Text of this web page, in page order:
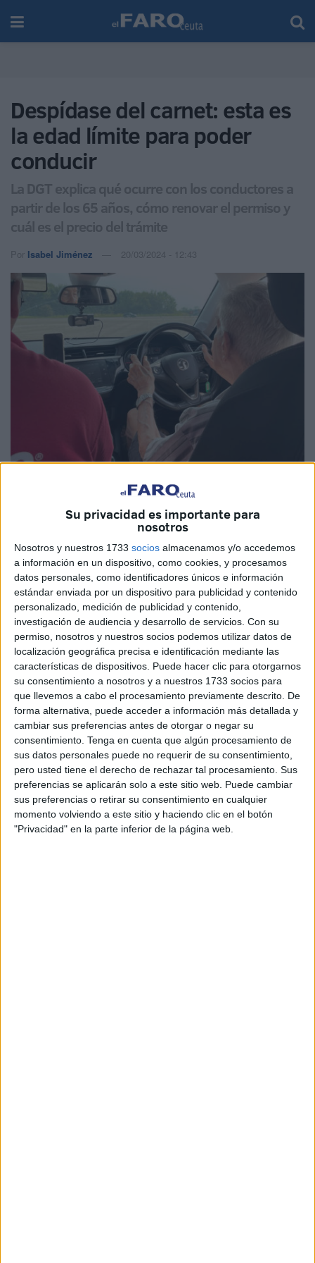
Su privacidad es importante para
nosotros
Nosotros y nuestros 1733 socios almacenamos y/o accedemos
a información en un dispositivo, como cookies, y procesamos
datos personales, como identificadores únicos e información
estándar enviada por un dispositivo para publicidad y contenido
personalizado, medición de publicidad y contenido,
investigación de audiencia y desarrollo de servicios. Con su
permiso, nosotros y nuestros socios podemos utilizar datos de
localización geográfica precisa e identificación mediante las
características de dispositivos. Puede hacer clic para otorgarnos
su consentimiento a nosotros y a nuestros 1733 socios para
que llevemos a cabo el procesamiento previamente descrito. De
forma alternativa, puede acceder a información más detallada y
cambiar sus preferencias antes de otorgar o negar su
consentimiento. Tenga en cuenta que algún procesamiento de
sus datos personales puede no requerir de su consentimiento,
pero usted tiene el derecho de rechazar tal procesamiento. Sus
preferencias se aplicarán solo a este sitio web. Puede cambiar
sus preferencias o retirar su consentimiento en cualquier
momento volviendo a este sitio y haciendo clic en el botón
"Privacidad" en la parte inferior de la página web.
Despídase del carnet: esta es
la edad límite para poder
conducir
La DGT explica qué ocurre con los conductores a
partir de los 65 años, cómo renovar el permiso y
cuál es el precio del trámite
Por Isabel Jiménez 20/03/2024 - 12:43
Al ver en Ceuta a personas mayores al volante de un
vehículo muchos se preguntan, ¿hasta qué edad se está
autorizado para conducir?
En España, no hay un límite de edad para continuar
conduciendo, pero a partir de los 65 años, se aumenta la
frecuencia con la que se debe renovar elpermiso de
conducir.
La Dirección General deTráfico (DGT) explica que la
habilidad para conducir no está determinada por la edad,
sino por las capacidades y aptitudes del conductor.
A partir de los65 años, y con el objetivo de garantizar que
la capacidad para conducir se mantenga intacta, se reduce
la duración del permiso de conducir. Esto implica aumentar
la frecuencia de revisiones médicas y evaluaciones de